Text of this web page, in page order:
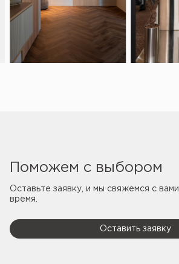
Поможем с выбором
Оставьте заявку, и мы свяжемся с вами
время.
Оставить заявку